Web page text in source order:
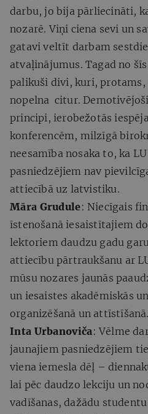
darbu, jo bija pārliecināti,
nozarē. Viņi ciena sevi un
gatavi veltīt darbam
atvaļinājumus. Tagad no
palikuši divi, kuri, protams,
nopelna citur.
principi, ierobežotās
konferencēm, milzīgā
neesamība nosaka to, ka
pasniedzējiem nav
attiecībā uz latvistiku.
Māra Grudule: Niecīgais
īstenošanā iesaistītajiem
lektoriem daudzu gadu
attiecību pārtraukšanu ar
mūsu nozares jaunās
un iesaistes akadēmiskās
organizēšanā un attīstīšanā.
Inta Urbanoviča : Vēlme
jaunajiem pasniedzējiem
viena iemesla dēļ –
lai pēc daudzo lekciju un
vadīšanas, dažādu